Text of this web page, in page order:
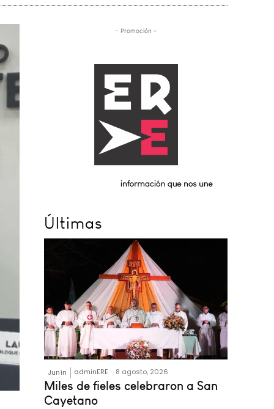
- Promoción -
Últimas
Junín adminERE - 8 agosto, 2026
Miles de fieles celebraron a San
Cayetano